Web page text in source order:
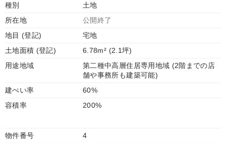
種別
土地
所在地
公開終了
地目 (登記)
宅地
土地面積 (登記)
6.78m² (2.1坪)
用途地域
第二種中高層住居専用地域 (2階までの店
舗や事務所も建築可能)
建ぺい率
60%
容積率
200%
物件番号
4